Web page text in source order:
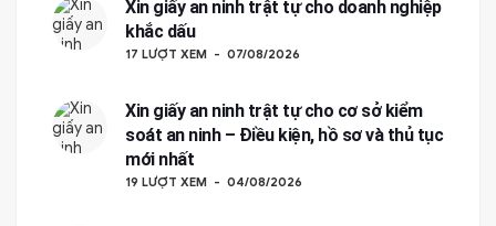
Xin giấy an ninh trật tự cho doanh nghiệp
khắc dấu
17 LƯỢT XEM 07/08/2026
Xin giấy an ninh trật tự cho cơ sở kiểm
soát an ninh – Điều kiện, hồ sơ và thủ tục
mới nhất
19 LƯỢT XEM 04/08/2026